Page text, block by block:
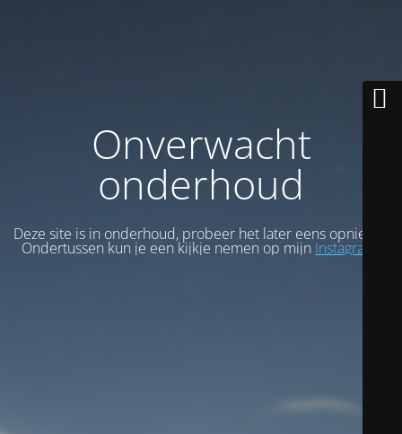
Onverwacht
onderhoud
Deze site is in onderhoud, probeer het later eens opnieuw.
Ondertussen kun je een kijkje nemen op mijn Instagram